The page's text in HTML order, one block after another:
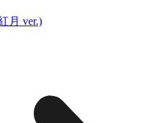
月 ver.)